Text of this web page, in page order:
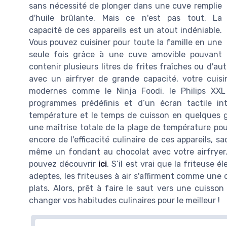
sans nécessité de plonger dans une cuve remplie
d'huile brûlante. Mais ce n'est pas tout. La
capacité de ces appareils est un atout indéniable.
Vous pouvez cuisiner pour toute la famille en une
seule fois grâce à une cuve amovible pouvant
contenir plusieurs litres de frites fraîches ou
avec un airfryer de grande capacité, votre
modernes comme le Ninja Foodi, le Philips
programmes prédéfinis et d’un écran tactile
température et le temps de cuisson en quelques
une maîtrise totale de la plage de température
encore de l'efficacité culinaire de ces appareils,
même un fondant au chocolat avec votre
pouvez découvrir ici. S’il est vrai que la friteuse
adeptes, les friteuses à air s'affirment comme
plats. Alors, prêt à faire le saut vers une
changer vos habitudes culinaires pour le meilleur !